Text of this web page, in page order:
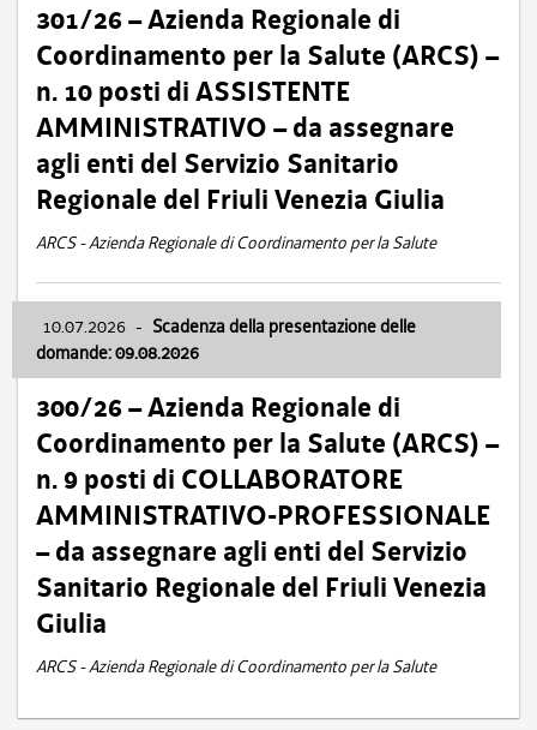
301/26 – Azienda Regionale di
Coordinamento per la Salute (ARCS) –
n. 10 posti di ASSISTENTE
AMMINISTRATIVO – da assegnare
agli enti del Servizio Sanitario
Regionale del Friuli Venezia Giulia
ARCS - Azienda Regionale di Coordinamento per la Salute
10.07.2026 - Scadenza della presentazione delle
domande: 09.08.2026
300/26 – Azienda Regionale di
Coordinamento per la Salute (ARCS) –
n. 9 posti di COLLABORATORE
AMMINISTRATIVO-PROFESSIONALE
– da assegnare agli enti del Servizio
Sanitario Regionale del Friuli Venezia
Giulia
ARCS - Azienda Regionale di Coordinamento per la Salute